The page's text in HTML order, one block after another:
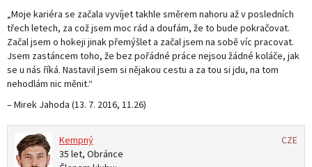
„Moje kariéra se začala vyvíjet takhle směrem nahoru až v posledních
třech letech, za což jsem moc rád a doufám, že to bude pokračovat.
Začal jsem o hokeji jinak přemýšlet a začal jsem na sobě víc pracovat.
Jsem zastáncem toho, že bez pořádné práce nejsou žádné koláče, jak
se u nás říká. Nastavil jsem si nějakou cestu a za tou si jdu, na tom
nehodlám nic měnit.“
– Mirek Jahoda (13. 7. 2016, 11.26)
Kempný
CZE
35 let, Obránce